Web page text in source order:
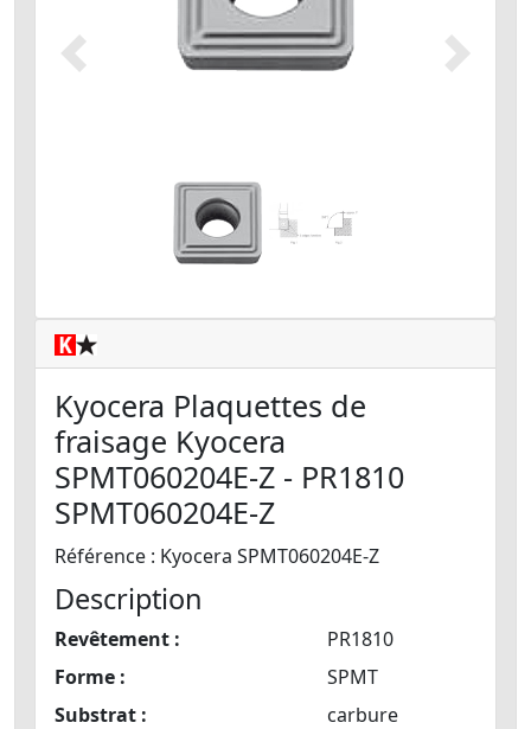
Précédent Suivant
Kyocera Plaquettes de
fraisage Kyocera
SPMT060204E-Z - PR1810
SPMT060204E-Z
Référence : Kyocera SPMT060204E-Z
Description
Revêtement :
PR1810
Forme :
SPMT
Substrat :
carbure